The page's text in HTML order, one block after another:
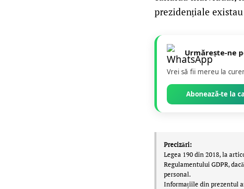
prezidențiale
Urmărește-ne
Vrei să fii mereu la
Abonează-te la
Precizări:
Legea 190 din 2018, la
Regulamentului GDPR,
personal.
Informațiile din prezentul